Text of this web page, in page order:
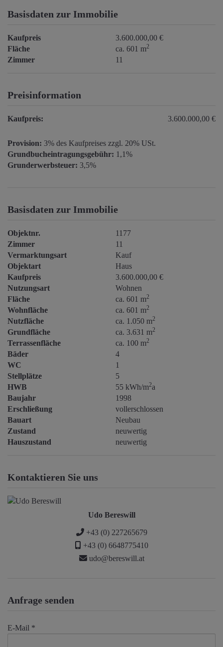
Basisdaten zur Immobilie
Kaufpreis
3.600.000,00 €
Fläche
ca. 601 m2
Zimmer 11
Preisinformation
Kaufpreis: 3.600.000,00 €
Provision: 3% des Kaufpreises zzgl. 20% USt.
Grundbucheintragungsgebühr: 1,1%
Grunderwerbsteuer: 3,5%
Basisdaten zur Immobilie
Objektnr.
1177
Zimmer
11
Vermarktungsart
Kauf
Objektart
Haus
Kaufpreis
3.600.000,00 €
Nutzungsart
Wohnen
Fläche
ca. 601 m2
Wohnfläche ca. 601 m2
Nutzfläche ca. 1.050 m2
Grundfläche ca. 3.631 m2
Terrassenfläche ca. 100 m2
Bäder
4
WC
1
Stellplätze
5
HWB
55 kWh/m2a
Baujahr
1998
Erschließung
vollerschlossen
Bauart
Neubau
Zustand
neuwertig
Hauszustand
neuwertig
Kontaktieren Sie uns
Udo Bereswill
+43 (0) 227265679
+43 (0) 6648775410
udo@bereswill.at
Anfrage senden
E-Mail